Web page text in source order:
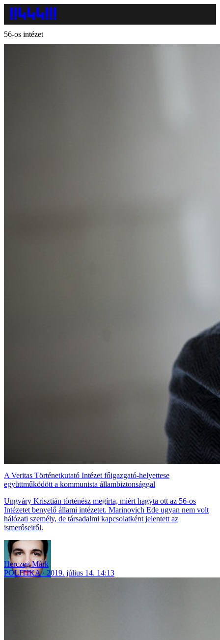
56-os intézet
A Veritas Történetkutató Intézet főigazgató-helyettese
együttműködött a kommunista állambiztonsággal
Ungváry Krisztián történész megírta, miért hagyta ott az 56-os
Intézetet benyelő állami intézetet. Marinovich Ede ugyan nem volt
hálózati személy, de társadalmi kapcsolatként jelentett az
ismerőseiről.
Herczeg Márk
POLITIKA
2019. július 14. 14:13